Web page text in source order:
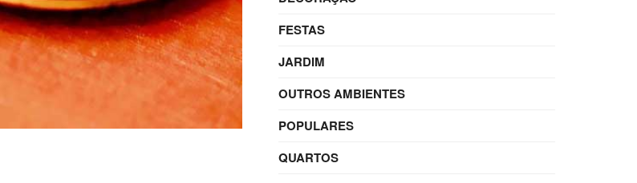
FESTAS
JARDIM
OUTROS AMBIENTES
POPULARES
QUARTOS